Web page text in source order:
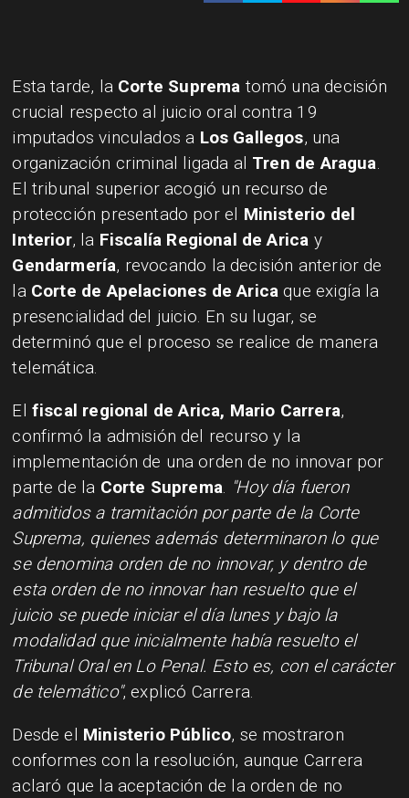
Esta tarde, la Corte Suprema tomó una decisión
crucial respecto al juicio oral contra 19
imputados vinculados a Los Gallegos, una
organización criminal ligada al Tren de Aragua.
El tribunal superior acogió un recurso de
protección presentado por el Ministerio del
Interior, la Fiscalía Regional de Arica y
Gendarmería, revocando la decisión anterior de
la Corte de Apelaciones de Arica que exigía la
presencialidad del juicio. En su lugar, se
determinó que el proceso se realice de manera
telemática.
El fiscal regional de Arica, Mario Carrera,
confirmó la admisión del recurso y la
implementación de una orden de no innovar por
parte de la Corte Suprema. "Hoy día fueron
admitidos a tramitación por parte de la Corte
Suprema, quienes además determinaron lo que
se denomina orden de no innovar, y dentro de
esta orden de no innovar han resuelto que el
juicio se puede iniciar el día lunes y bajo la
modalidad que inicialmente había resuelto el
Tribunal Oral en Lo Penal. Esto es, con el carácter
de telemático", explicó Carrera.
Desde el Ministerio Público, se mostraron
conformes con la resolución, aunque Carrera
aclaró que la aceptación de la orden de no